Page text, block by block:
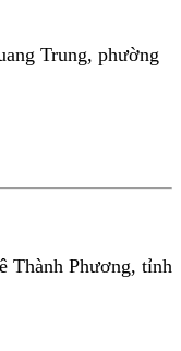
Trung, phường
Thành Phương, tỉnh